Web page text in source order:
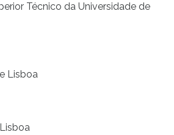
Técnico da Universidade de
Lisboa